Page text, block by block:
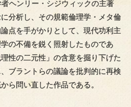
ヘンリー・シジウィックの主著
分析し、その規範倫理学・メタ倫
点を手がかりとして、現代功利主
の不備を鋭く照射したものであ
性の二元性」の含意を掘り下げた
ブラントらの議論を批判的に再検
ら問い直した作品である。